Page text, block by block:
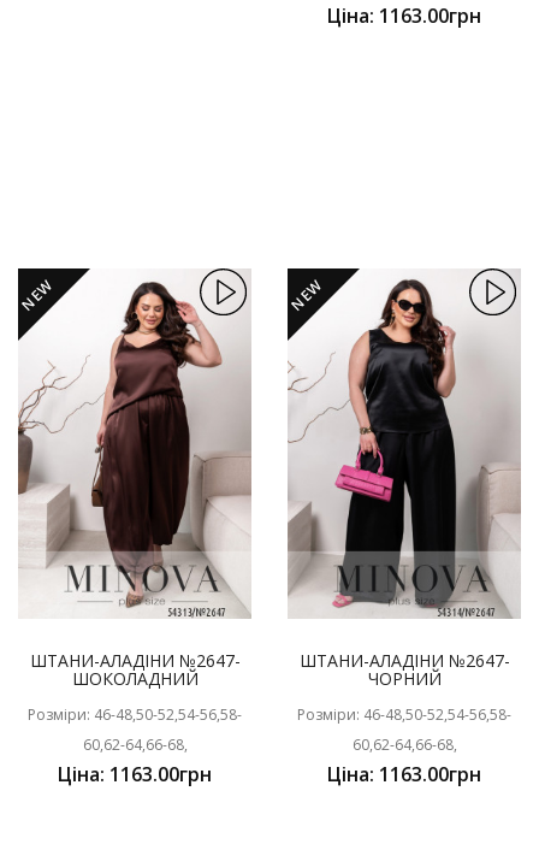
Ціна: 1163.00грн
NEW
ШТАНИ-АЛАДІНИ №2647-
ШОКОЛАДНИЙ
Розміри: 46-48,50-52,54-56,58-
60,62-64,66-68,
Ціна: 1163.00грн
NEW
ШТАНИ-АЛАДІНИ №2647-
ЧОРНИЙ
Розміри: 46-48,50-52,54-56,58-
60,62-64,66-68,
Ціна: 1163.00грн